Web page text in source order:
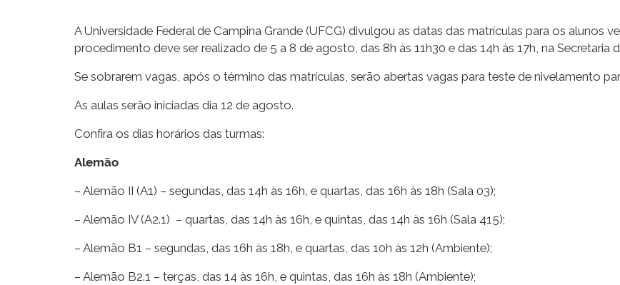
A Universidade Federal de Campina Grande (UFCG) divulgou as datas das matrículas para os alunos
procedimento deve ser realizado de 5 a 8 de agosto, das 8h às 11h30 e das 14h às 17h, na Secretaria
Se sobrarem vagas, após o término das matrículas, serão abertas vagas para teste de nivelamento
As aulas serão iniciadas dia 12 de agosto.
Confira os dias horários das turmas:
Alemão
– Alemão II (A1) – segundas, das 14h às 16h, e quartas, das 16h às 18h (Sala 03);
– Alemão IV (A2.1) – quartas, das 14h às 16h, e quintas, das 14h às 16h (Sala 415);
– Alemão B1 – segundas, das 16h às 18h, e quartas, das 10h às 12h (Ambiente);
– Alemão B2.1 – terças, das 14 às 16h, e quintas, das 16h às 18h (Ambiente);